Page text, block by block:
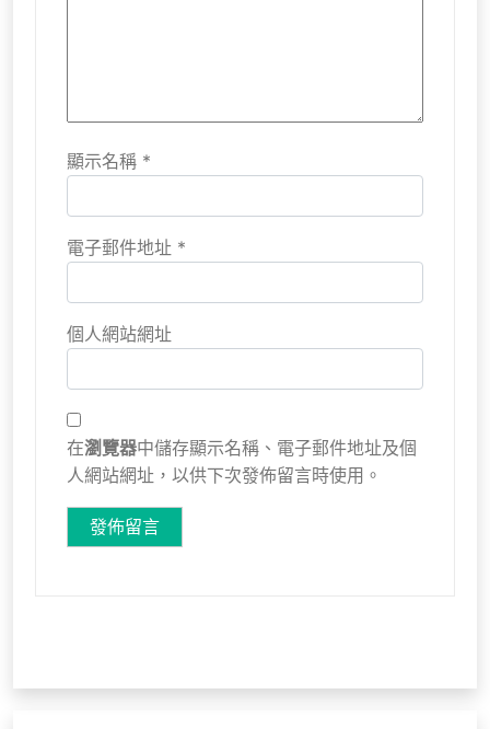
顯示名稱 *
電子郵件地址 *
個人網站網址
在瀏覽器中儲存顯示名稱、電子郵件地址及個
人網站網址，以供下次發佈留言時使用。